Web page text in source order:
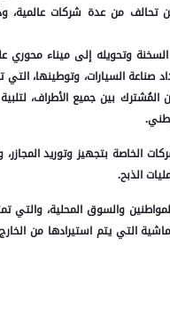
وتحويله إلى ميناء محوري
السيارات، وتوطينها، التي
المُشترك بين جميع الأطراف،
الذبح.
والسوق المحلية، والتي
التي يتم استيرادها من